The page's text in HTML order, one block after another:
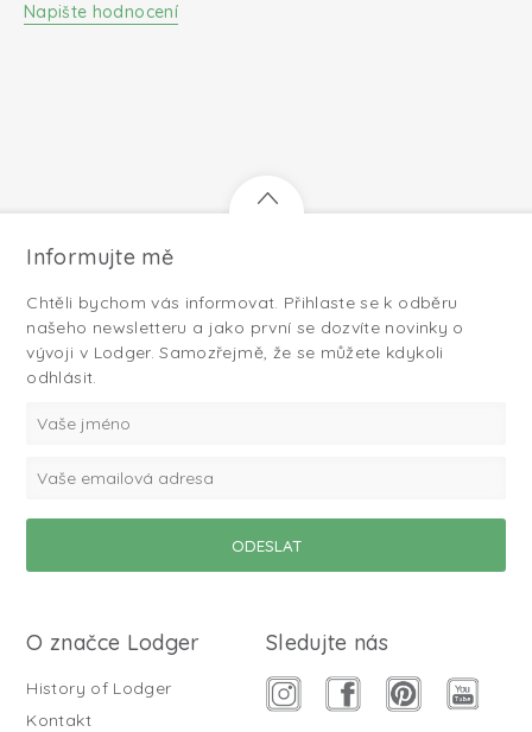
Napište hodnocení
Informujte mě
Chtěli bychom vás informovat. Přihlaste se k odběru
našeho newsletteru a jako první se dozvíte novinky o
vývoji v Lodger. Samozřejmě, že se můžete kdykoli
odhlásit.
O značce Lodger
History of Lodger
Kontakt
Sledujte nás